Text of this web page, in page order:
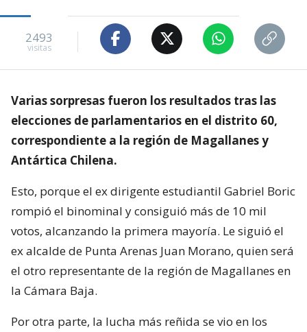
2493
visitas
Varias sorpresas fueron los resultados tras las
elecciones de parlamentarios en el distrito 60,
correspondiente a la región de Magallanes y
Antártica Chilena.
Esto, porque el ex dirigente estudiantil Gabriel Boric
rompió el binominal y consiguió más de 10 mil
votos, alcanzando la primera mayoría. Le siguió el
ex alcalde de Punta Arenas Juan Morano, quien será
el otro representante de la región de Magallanes en
la Cámara Baja.
Por otra parte, la lucha más reñida se vio en los